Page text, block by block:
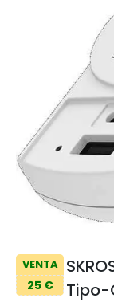
VENTA
25 €
Tipo-